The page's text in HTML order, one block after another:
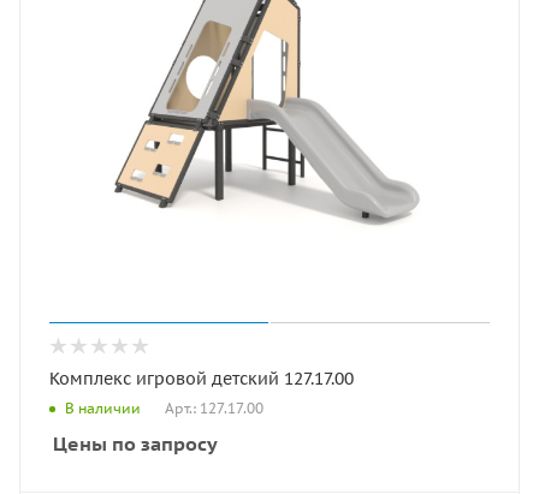
Комплекс игровой детский 127.17.00
В наличии Арт.: 127.17.00
Цены по запросу